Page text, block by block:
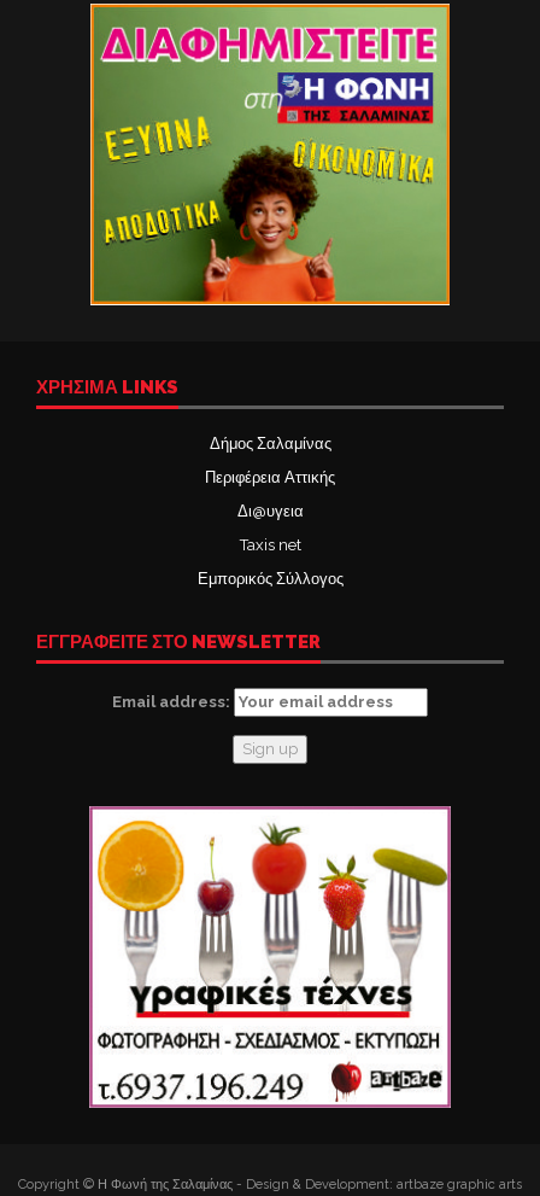
ΧΡΉΣΙΜΑ LINKS
Δήμος Σαλαμίνας
Περιφέρεια Αττικής
Δι@υγεια
Taxis net
Εμπορικός Σύλλογος
ΕΓΓΡΑΦΕΙΤΕ ΣΤΟ NEWSLETTER
Email address:
Copyright © Η Φωνή της Σαλαμίνας - Design & Development: artbaze graphic arts